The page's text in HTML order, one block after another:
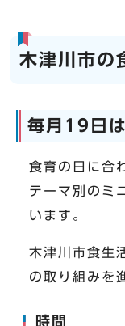
木津川市の
毎月19日
食育の日に合
テーマ別のミ
います。
木津川市食生
の取り組みを
時間